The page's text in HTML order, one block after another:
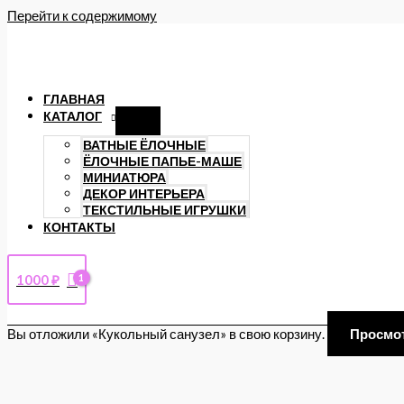
Перейти к содержимому
ГЛАВНАЯ
КАТАЛОГ
ВАТНЫЕ ЁЛОЧНЫЕ
ЁЛОЧНЫЕ ПАПЬЕ-МАШЕ
МИНИАТЮРА
ДЕКОР ИНТЕРЬЕРА
ТЕКСТИЛЬНЫЕ ИГРУШКИ
КОНТАКТЫ
1000₽
Вы отложили «Кукольный санузел» в свою корзину.